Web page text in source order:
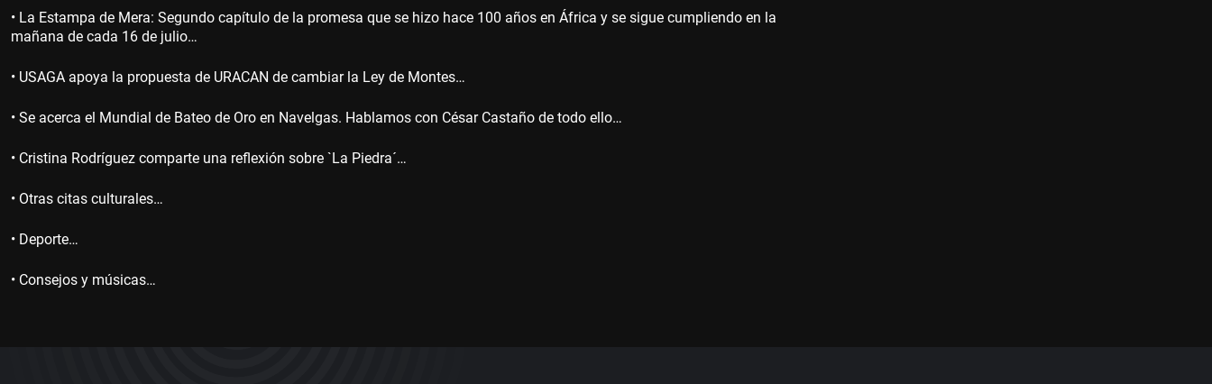
• La Estampa de Mera: Segundo capítulo de la promesa que se hizo hace 100 años en África y se sigue cumpliendo en la
mañana de cada 16 de julio…
• USAGA apoya la propuesta de URACAN de cambiar la Ley de Montes…
• Se acerca el Mundial de Bateo de Oro en Navelgas. Hablamos con César Castaño de todo ello…
• Cristina Rodríguez comparte una reflexión sobre `La Piedra´…
• Otras citas culturales…
• Deporte…
• Consejos y músicas…